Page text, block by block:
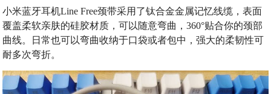
小米蓝牙耳机Line Free颈带采用了钛合金金属记忆线缆，表面
覆盖柔软亲肤的硅胶材质，可以随意弯曲，360°贴合你的颈部
曲线。日常也可以弯曲收纳于口袋或者包中，强大的柔韧性可
耐多次弯折。